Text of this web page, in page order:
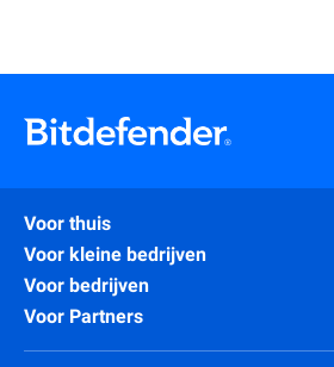
Voor thuis
Voor kleine bedrijven
Voor bedrijven
Voor Partners